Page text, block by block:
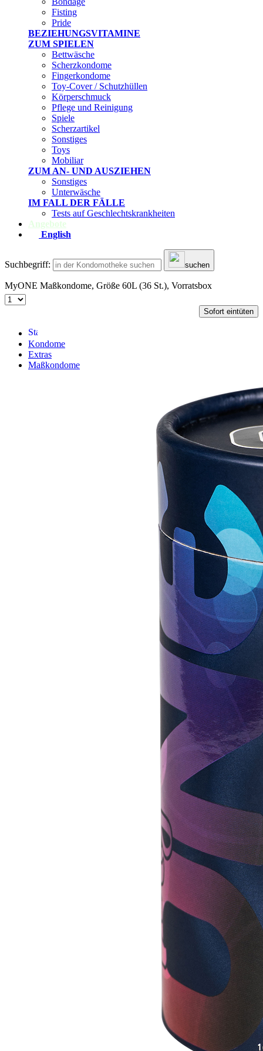
Fisting
Pride
BEZIEHUNGSVITAMINE
ZUM SPIELEN
Bettwäsche
Scherzkondome
Fingerkondome
Toy-Cover / Schutzhüllen
Körperschmuck
Pflege und Reinigung
Spiele
Scherzartikel
Sonstiges
Toys
Mobiliar
ZUM AN- UND AUSZIEHEN
Sonstiges
Unterwäsche
IM FALL DER FÄLLE
Tests auf Geschlechtskrankheiten
Angebote
English
Suchbegriff: suchen
MyONE Maßkondome, Größe 60L (36 St.), Vorratsbox
Sofort eintüten
Kondome
Extras
Maßkondome